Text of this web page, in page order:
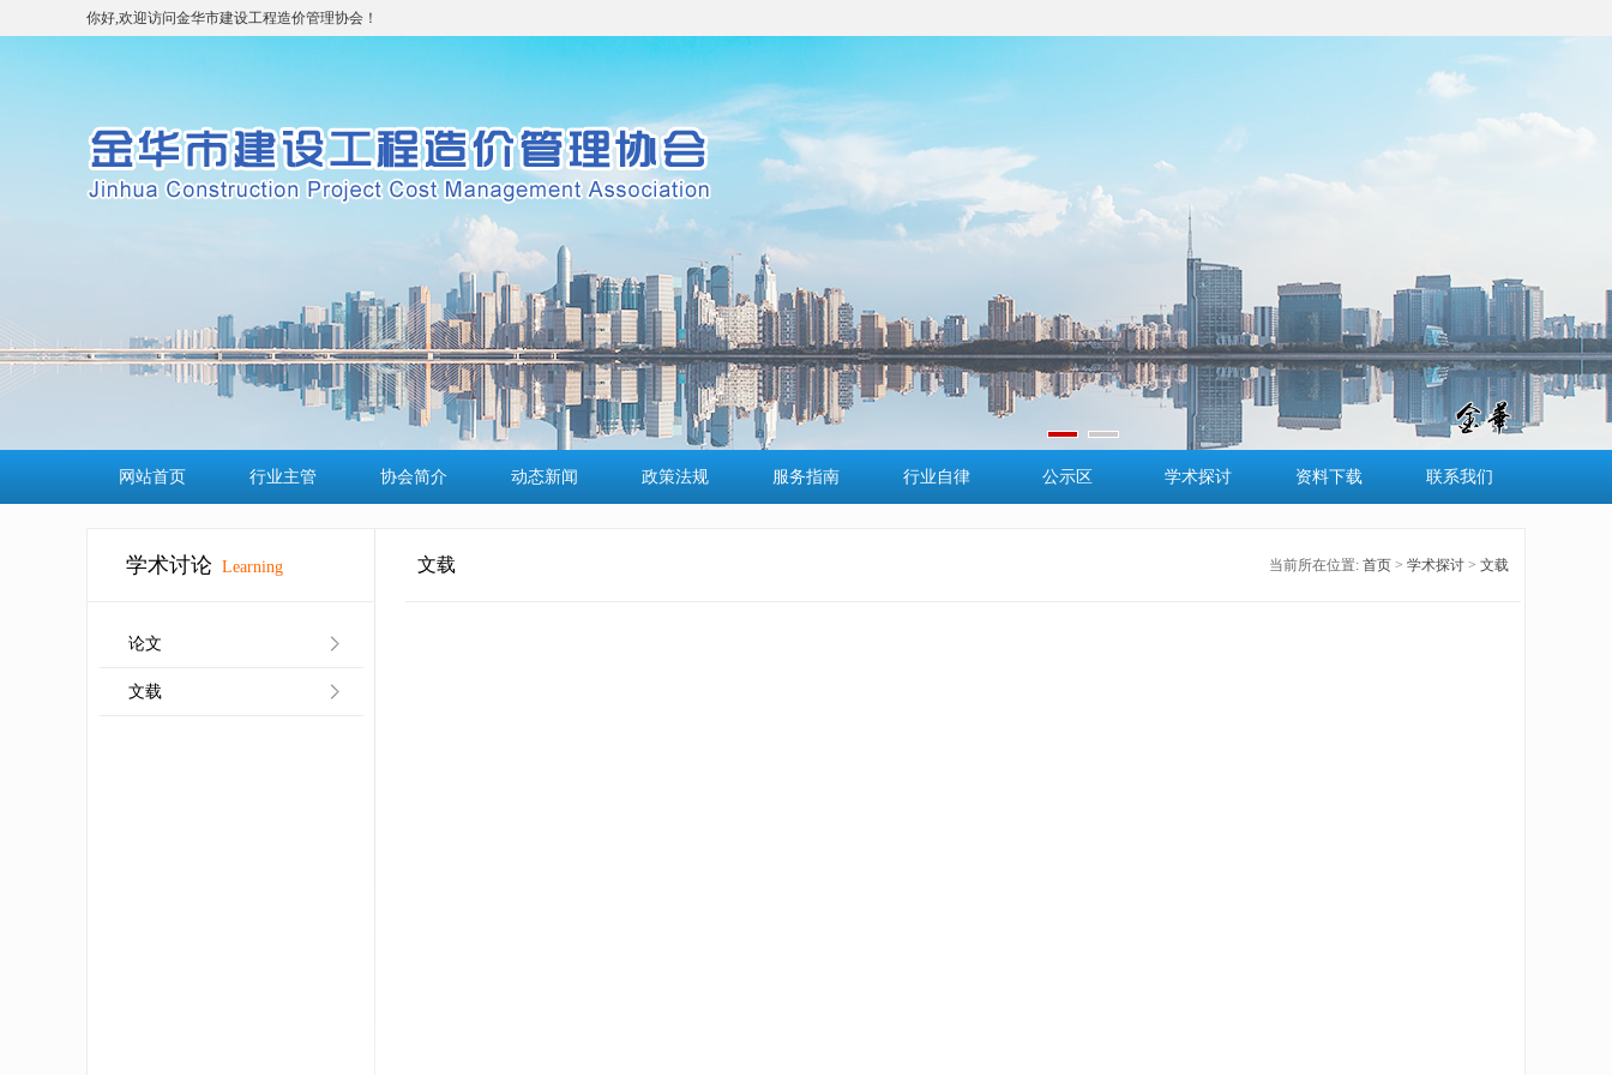
你好,欢迎访问金华市建设工程造价管理协会！
网站首页 行业主管 协会简介 动态新闻 政策法规 服务指南 行业自律 公示区 学术探讨 资料下载 联系我们
学术讨论 Learning
论文
文载
当前所在位置: 首页 > 学术探讨 > 文载
文载